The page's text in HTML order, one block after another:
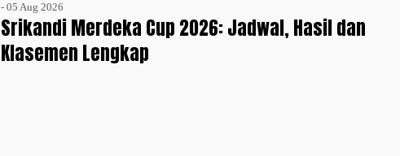
- 05 Aug 2026
Srikandi Merdeka Cup 2026: Jadwal, Hasil dan
Klasemen Lengkap